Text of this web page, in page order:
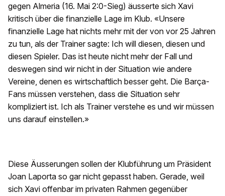
gegen Almeria (16. Mai 2:0-Sieg) äusserte sich Xavi
kritisch über die finanzielle Lage im Klub. «Unsere
finanzielle Lage hat nichts mehr mit der von vor 25 Jahren
zu tun, als der Trainer sagte: Ich will diesen, diesen und
diesen Spieler. Das ist heute nicht mehr der Fall und
deswegen sind wir nicht in der Situation wie andere
Vereine, denen es wirtschaftlich besser geht. Die Barça-
Fans müssen verstehen, dass die Situation sehr
kompliziert ist. Ich als Trainer verstehe es und wir müssen
uns darauf einstellen.»
Diese Äusserungen sollen der Klubführung um Präsident
Joan Laporta so gar nicht gepasst haben. Gerade, weil
sich Xavi offenbar im privaten Rahmen gegenüber